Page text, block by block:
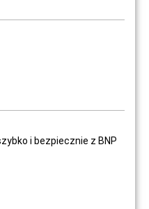
i bezpiecznie z BNP